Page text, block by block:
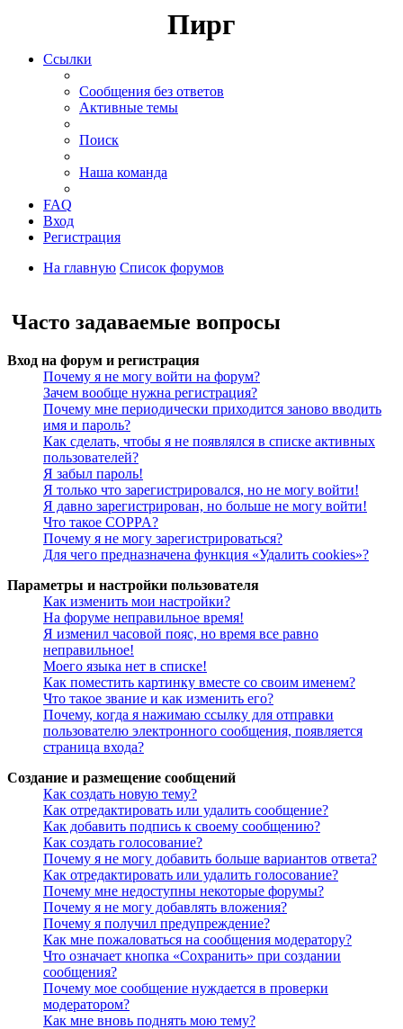
Пирг
Ссылки
Сообщения без ответов
Активные темы
Поиск
Наша команда
FAQ
Вход
Регистрация
На главную Список форумов
Часто задаваемые вопросы
Вход на форум и регистрация
Почему я не могу войти на форум?
Зачем вообще нужна регистрация?
Почему мне периодически приходится заново вводить
имя и пароль?
Как сделать, чтобы я не появлялся в списке активных
пользователей?
Я забыл пароль!
Я только что зарегистрировался, но не могу войти!
Я давно зарегистрирован, но больше не могу войти!
Что такое COPPA?
Почему я не могу зарегистрироваться?
Для чего предназначена функция «Удалить cookies»?
Параметры и настройки пользователя
Как изменить мои настройки?
На форуме неправильное время!
Я изменил часовой пояс, но время все равно
неправильное!
Моего языка нет в списке!
Как поместить картинку вместе со своим именем?
Что такое звание и как изменить его?
Почему, когда я нажимаю ссылку для отправки
пользователю электронного сообщения, появляется
страница входа?
Создание и размещение сообщений
Как создать новую тему?
Как отредактировать или удалить сообщение?
Как добавить подпись к своему сообщению?
Как создать голосование?
Почему я не могу добавить больше вариантов ответа?
Как отредактировать или удалить голосование?
Почему мне недоступны некоторые форумы?
Почему я не могу добавлять вложения?
Почему я получил предупреждение?
Как мне пожаловаться на сообщения модератору?
Что означает кнопка «Сохранить» при создании
сообщения?
Почему мое сообщение нуждается в проверки
модератором?
Как мне вновь поднять мою тему?